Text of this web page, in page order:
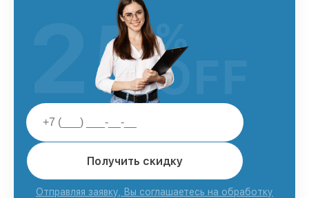
Получить скидку
Отправляя заявку, Вы соглашаетесь на обработку
25%
OFF